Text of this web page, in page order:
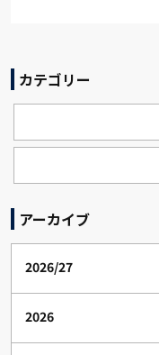
カテゴリー
アーカイブ
2026/27
2026